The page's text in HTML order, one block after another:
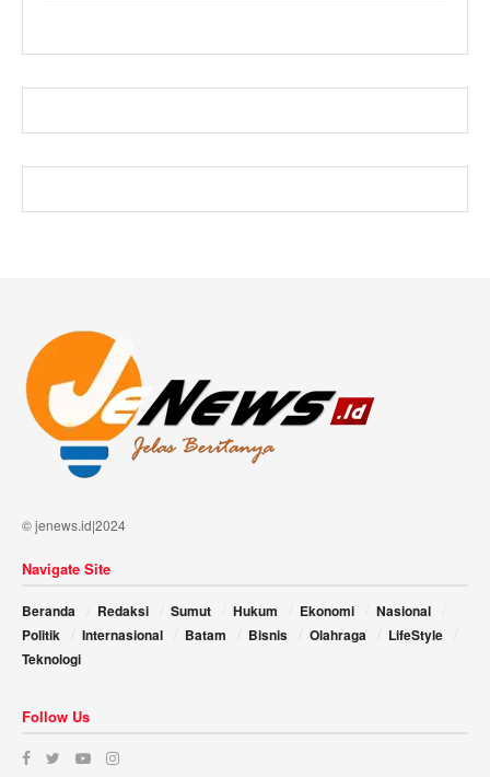
© jenews.id|2024
Navigate Site
Beranda Redaksi Sumut Hukum Ekonomi
Nasional
Politik
Internasional Batam Bisnis Olahraga
LifeStyle
Teknologi
Follow Us